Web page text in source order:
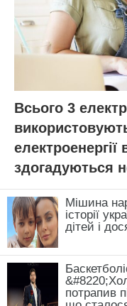
Всього 3
здогадуються
Мішина
історії
дітей і
потрапив